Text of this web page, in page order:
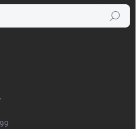
Hledat